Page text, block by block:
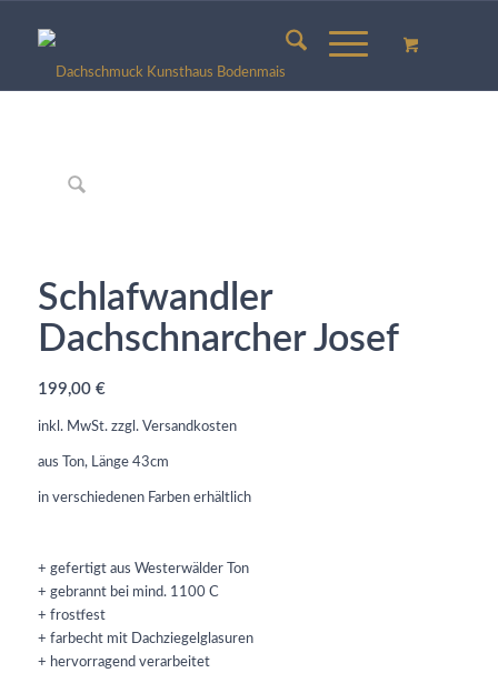
Schlafwandler
Dachschnarcher Josef
199,00 €
inkl. MwSt. zzgl. Versandkosten
aus Ton, Länge 43cm
in verschiedenen Farben erhältlich
+ gefertigt aus Westerwälder Ton
+ gebrannt bei mind. 1100 C
+ frostfest
+ farbecht mit Dachziegelglasuren
+ hervorragend verarbeitet